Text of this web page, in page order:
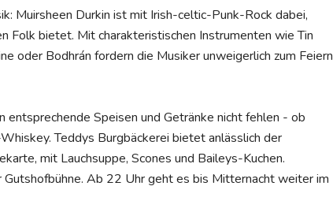
Muirsheen Durkin ist mit Irish-celtic-Punk-Rock dabei,
Folk bietet. Mit charakteristischen Instrumenten wie Tin
oder Bodhrán fordern die Musiker unweigerlich zum Feiern
entsprechende Speisen und Getränke nicht fehlen - ob
Teddys Burgbäckerei bietet anlässlich der
mit Lauchsuppe, Scones und Baileys-Kuchen.
Ab 22 Uhr geht es bis Mitternacht weiter im